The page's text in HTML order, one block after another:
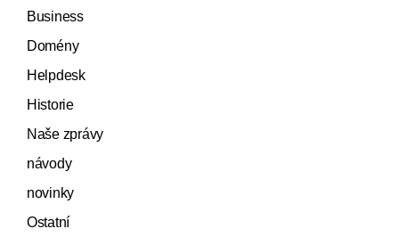
Business
Domény
Helpdesk
Historie
Naše zprávy
návody
novinky
Ostatní